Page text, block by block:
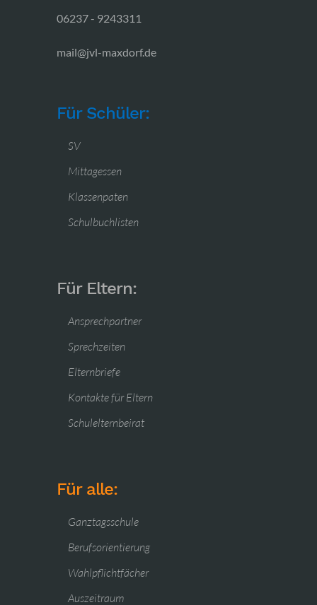
06237 - 9243311
mail@jvl-maxdorf.de
Für Schüler:
SV
Mittagessen
Klassenpaten
Schulbuchlisten
Für Eltern:
Ansprechpartner
Sprechzeiten
Elternbriefe
Kontakte für Eltern
Schulelternbeirat
Für alle:
Ganztagsschule
Berufsorientierung
Wahlpflichtfächer
Auszeitraum